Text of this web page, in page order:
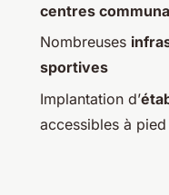
centres
Nombreuses
sportives
Implantation d’
accessibles à